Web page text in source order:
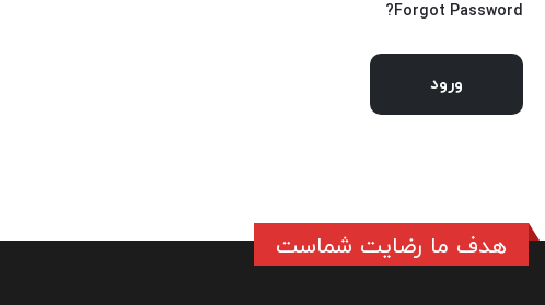
Forgot Password?
ورود
هدف ما رضایت شماست